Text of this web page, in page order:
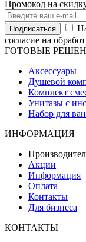
Промокод на
Подписаться
согласие на
ГОТОВЫЕ
Аксессуары
Душевой
Комплект
Унитазы с
Набор для
ИНФОРМАЦИЯ
Акции
Информация
Оплата
Контакты
Для бизнеса
КОНТАКТЫ